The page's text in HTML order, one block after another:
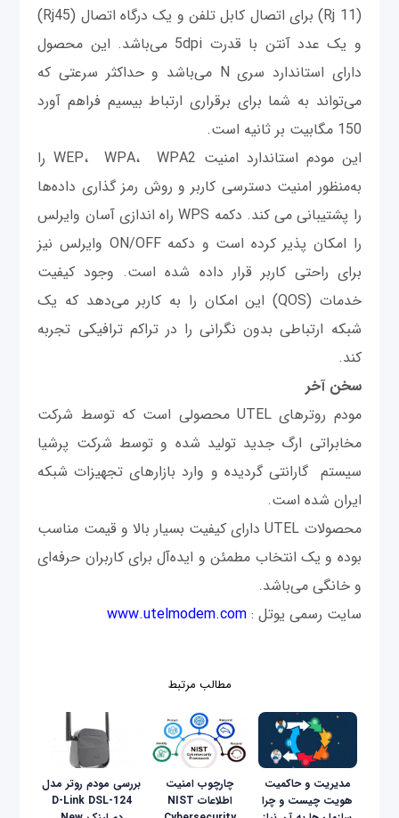
(Rj 11) برای اتصال کابل تلفن و یک درگاه اتصال (Rj45)
و یک عدد آنتن با قدرت 5dpi می‌باشد. این محصول
دارای استاندارد سری N می‌باشد و حداکثر سرعتی که
می‌تواند به‌ شما برای برقراری ارتباط بیسیم فراهم آورد
150 مگابیت بر ثانیه است.
این مودم استاندارد امنیت WEP، WPA، WPA2 را
به‌منظور امنیت دسترسی کاربر و روش رمز گذاری داده‌ها
را پشتیبانی می کند. دکمه WPS راه اندازی آسان وایرلس
را امکان پذیر کرده است و دکمه ON/OFF وایرلس نیز
برای راحتی کاربر قرار داده شده است. وجود کیفیت
خدمات (QOS) این امکان را به کاربر می‌دهد که یک
شبکه ارتباطی بدون نگرانی را در تراکم ترافیکی تجربه
کند.
سخن آخر
مودم روترهای UTEL محصولی است که توسط شرکت
مخابراتی ارگ جدید تولید شده و توسط شرکت پرشیا
سیستم گارانتی گردیده و وارد بازارهای تجهیزات شبکه
ایران شده است.
محصولات UTEL دارای کیفیت بسیار بالا و قیمت مناسب
بوده و یک انتخاب مطمئن و ایده‌آل برای کاربران حرفه‌ای
و خانگی می‌باشد.
سایت رسمی یوتل :www.utelmodem.com
مطالب مرتبط
مدیریت و حاکمیت
هویت چیست و چرا
چارچوب امنیت
اطلاعات NIST
بررسی مودم‌ روتر مدل
D-Link DSL-124